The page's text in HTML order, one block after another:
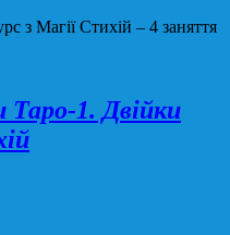
з Магії Стихій – 4 заняття
Таро-1. Двійки